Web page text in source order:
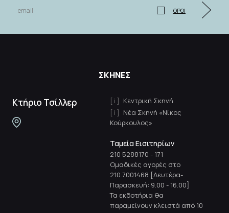
ΟΡΟΙ
ΣΚΗΝΕΣ
Κτήριο Τσίλλερ
Κεντρική Σκηνή
Νέα Σκηνή «Νίκος
Κούρκουλος»
Ταμεία Εισιτηρίων
210 5288170 - 171
Ομαδικές αγορές στο
210.7001468 [Δευτέρα-
Παρασκευή: 9.00 - 16.00]
Τα εκδοτήρια θα
παραμείνουν κλειστά από 10